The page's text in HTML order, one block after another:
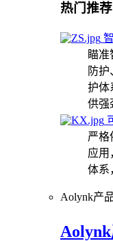
热门推荐
瞄准
防
护体
供强
严格
应用
体系
Aolynk产